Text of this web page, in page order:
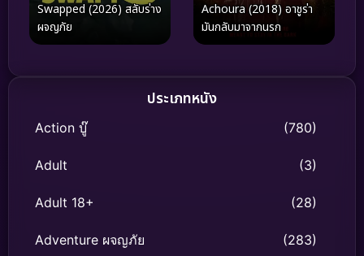
Swapped (2026) สลับร่าง
ผจญภัย
Achoura (2018) อาชูร่า
มันกลับมาจากนรก
ประเภทหนัง
Action บู๊ (780)
Adult (3)
Adult 18+ (28)
Adventure ผจญภัย (283)